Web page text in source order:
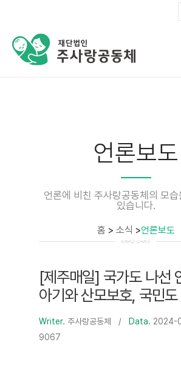
언론보도
언론에 비친 주사랑공동체의 모
있습니다.
홈 > 소식 >언론보도
[제주매일] 국가도 나선
아기와 산모보호, 국민
Writer. 주사랑공동체 / Data.
9067